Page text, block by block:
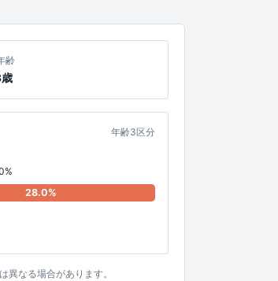
齢
年齢3区分
28.0%
なる場合があります。